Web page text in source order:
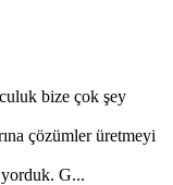
bize çok şey
çözümler üretmeyi
G...